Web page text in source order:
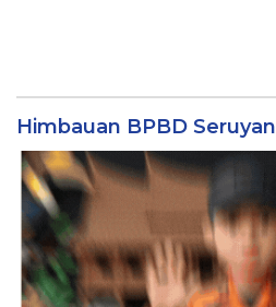
Himbauan BPBD Seruyan